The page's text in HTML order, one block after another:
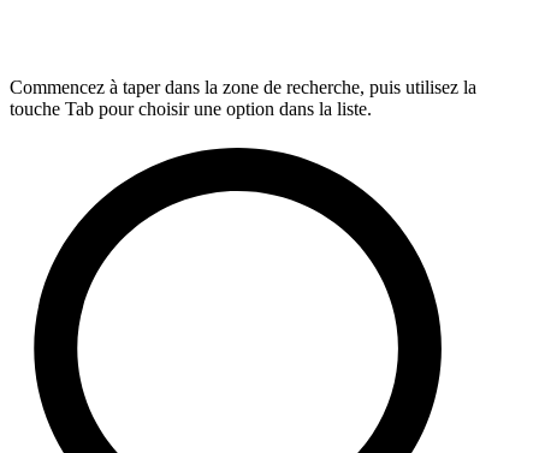
Commencez à taper dans la zone de recherche, puis utilisez la
touche Tab pour choisir une option dans la liste.